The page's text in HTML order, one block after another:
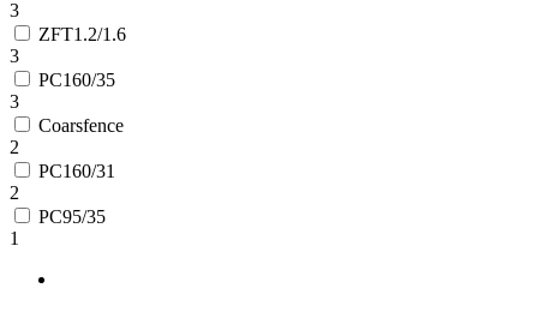
3
ZFT1.2/1.6
3
PC160/35
3
Coarsfence
2
PC160/31
2
PC95/35
1